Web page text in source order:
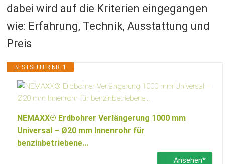
dabei wird auf die Kriterien eingegangen
wie: Erfahrung, Technik, Ausstattung und
Preis
BESTSELLER NR. 1
NEMAXX® Erdbohrer Verlängerung 1000 mm
Universal – Ø20 mm Innenrohr für
benzinbetriebene...
Ansehen*